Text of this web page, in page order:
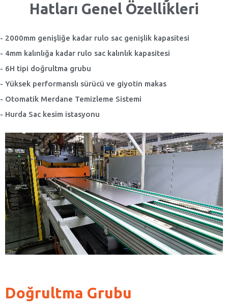
Hatları Genel Özellikleri
- 2000mm genişliğe kadar rulo sac genişlik kapasitesi
- 4mm kalınlığa kadar rulo sac kalınlık kapasitesi
- 6H tipi doğrultma grubu
- Yüksek performanslı sürücü ve giyotin makas
- Otomatik Merdane Temizleme Sistemi
- Hurda Sac kesim istasyonu
Doğrultma Grubu